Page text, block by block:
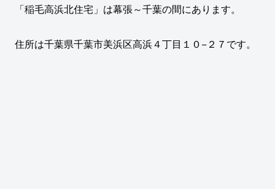
「稲毛高浜北住宅」は幕張～千葉の間にあります。
住所は千葉県千葉市美浜区高浜４丁目１０−２７です。